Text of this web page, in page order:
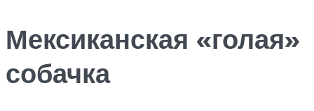
Мексиканская «голая»
собачка